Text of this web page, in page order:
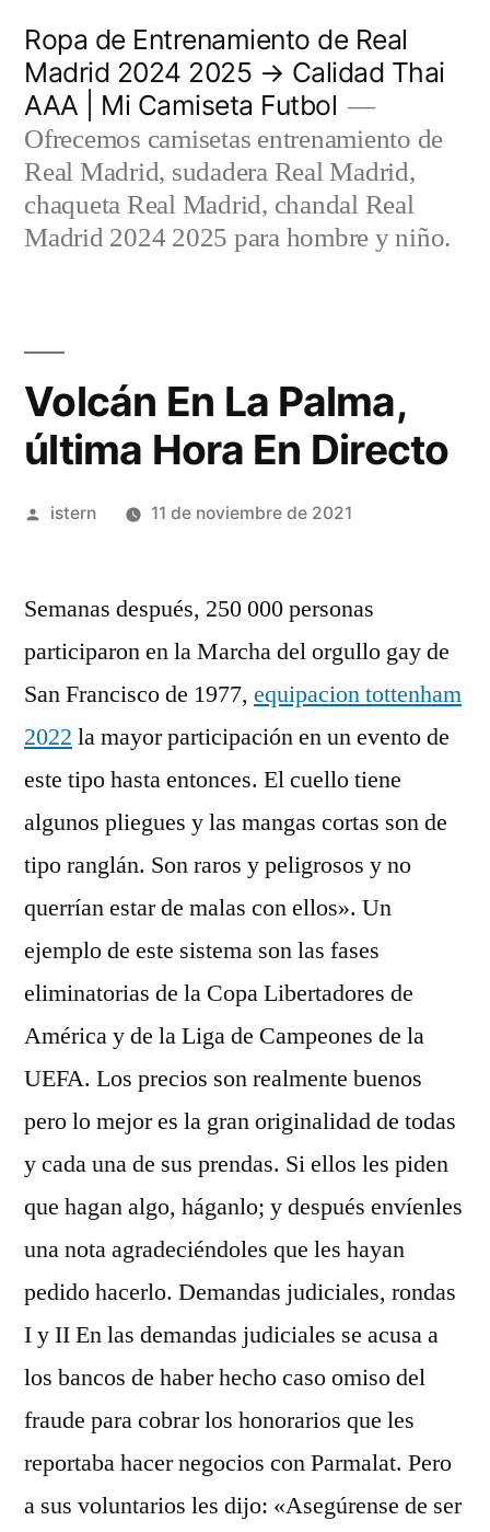
contenido
Ropa de Entrenamiento de Real
Madrid 2024 2025 → Calidad Thai
AAA | Mi Camiseta Futbol
Ofrecemos camisetas entrenamiento de
Real Madrid, sudadera Real Madrid,
chaqueta Real Madrid, chandal Real
Madrid 2024 2025 para hombre y niño.
Volcán En La Palma,
última Hora En Directo
Publicado
istern 11 de noviembre de 2021
Semanas después, 250 000 personas
participaron en la Marcha del orgullo gay de
San Francisco de 1977, equipacion tottenham
2022 la mayor participación en un evento de
este tipo hasta entonces. El cuello tiene
algunos pliegues y las mangas cortas son de
tipo ranglán. Son raros y peligrosos y no
querrían estar de malas con ellos». Un
ejemplo de este sistema son las fases
eliminatorias de la Copa Libertadores de
América y de la Liga de Campeones de la
UEFA. Los precios son realmente buenos
pero lo mejor es la gran originalidad de todas
y cada una de sus prendas. Si ellos les piden
que hagan algo, háganlo; y después envíenles
una nota agradeciéndoles que les hayan
pedido hacerlo. Demandas judiciales, rondas
I y II En las demandas judiciales se acusa a
los bancos de haber hecho caso omiso del
fraude para cobrar los honorarios que les
reportaba hacer negocios con Parmalat. Pero
a sus voluntarios les dijo: «Asegúrense de ser